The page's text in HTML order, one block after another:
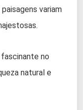
variam
no
natural e